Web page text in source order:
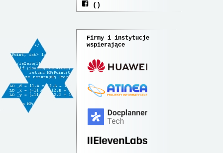
Firmy i instytucje
wspierające